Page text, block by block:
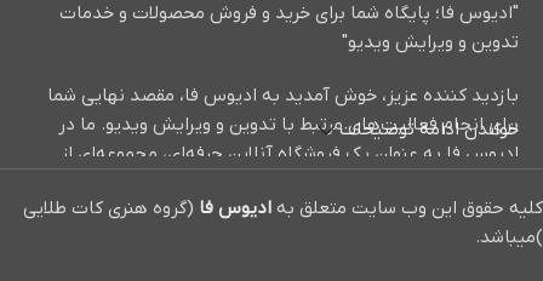
"ادیوس فا؛ پایگاه شما برای خرید و فروش محصولات و خدمات
تدوین و ویرایش ویدیو"
بازدید کننده عزیز، خوش آمدید به ادیوس فا، مقصد نهایی شما
برای انجام فعالیت‌های مرتبط با تدوین و ویرایش ویدیو. ما در
ادیوس فا به عنوان یک فروشگاه آنلاین حرفه‌ای، مجموعه‌ای از
کاربردی در زمینه تدوین و ویرایش ویدیو ارائه می‌دهیم.
خواندن ادامه توضیحات
کلیه حقوق این وب سایت متعلق به ادیوس فا (گروه هنری کات طلایی
)میباشد.